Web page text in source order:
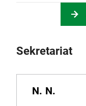
Sekretariat
N. N.